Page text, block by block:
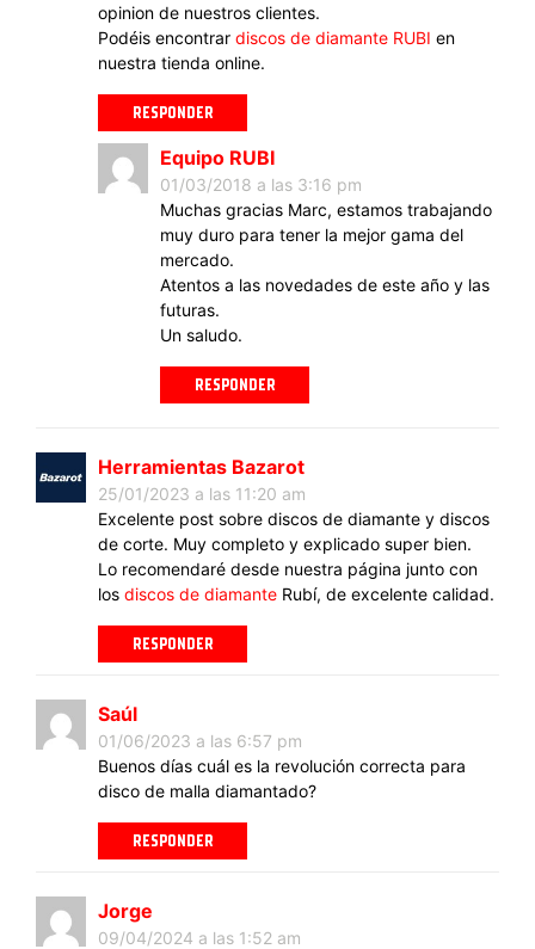
opinion de nuestros clientes.
Podéis encontrar discos de diamante RUBI en
nuestra tienda online.
RESPONDER
Equipo RUBI
01/03/2018 a las 3:16 pm
Muchas gracias Marc, estamos trabajando
muy duro para tener la mejor gama del
mercado.
Atentos a las novedades de este año y las
futuras.
Un saludo.
RESPONDER
Herramientas Bazarot
25/01/2023 a las 11:20 am
Excelente post sobre discos de diamante y discos
de corte. Muy completo y explicado super bien.
Lo recomendaré desde nuestra página junto con
los discos de diamante Rubí, de excelente calidad.
RESPONDER
Saúl
01/06/2023 a las 6:57 pm
Buenos días cuál es la revolución correcta para
disco de malla diamantado?
RESPONDER
Jorge
09/04/2024 a las 1:52 am